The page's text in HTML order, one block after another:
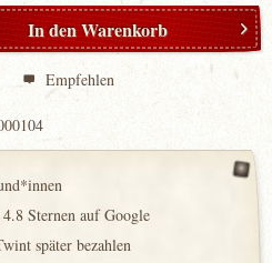
In denWarenkorb
Empfehlen
Sternen auf Google
später bezahlen